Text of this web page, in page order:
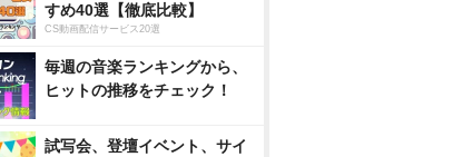
すめ40選【徹底比較】
CS動画配信サービス20選
毎週の音楽ランキングから、
ヒットの推移をチェック！
試写会、登壇イベント、サイ